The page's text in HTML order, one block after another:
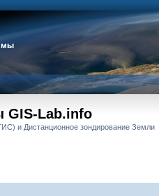
Lab.info
и Дистанционное зондирование Земли